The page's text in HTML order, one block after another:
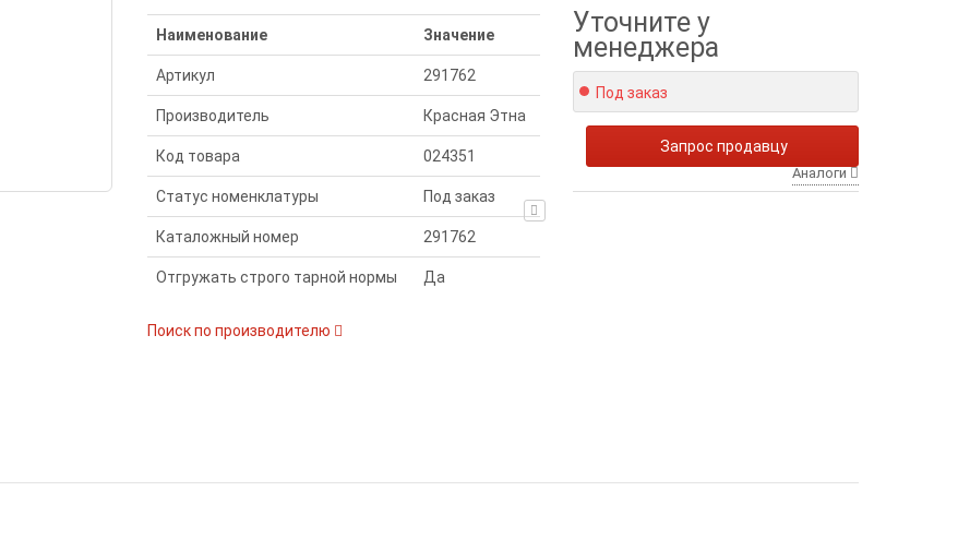
Наименование Значение
Артикул 291762
Производитель Красная Этна
Код товара 024351
Статус номенклатуры Под заказ
Каталожный номер 291762
Отгружать строго тарной нормы Да
Поиск по производителю
Уточнитеу
менеджера
Под заказ
Аналоги
Запрос продавцу